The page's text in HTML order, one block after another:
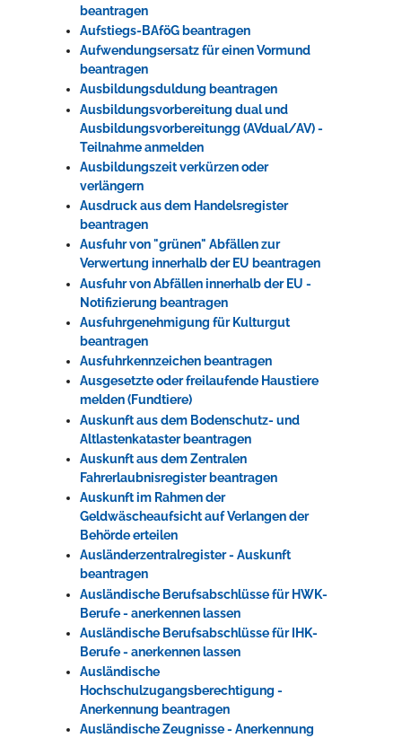
beantragen
Aufstiegs-BAföG beantragen
Aufwendungsersatz für einen Vormund
beantragen
Ausbildungsduldung beantragen
Ausbildungsvorbereitung dual und
Ausbildungsvorbereitungg (AVdual/AV) -
Teilnahme anmelden
Ausbildungszeit verkürzen oder
verlängern
Ausdruck aus dem Handelsregister
beantragen
Ausfuhr von "grünen" Abfällen zur
Verwertung innerhalb der EU beantragen
Ausfuhr von Abfällen innerhalb der EU -
Notifizierung beantragen
Ausfuhrgenehmigung für Kulturgut
beantragen
Ausfuhrkennzeichen beantragen
Ausgesetzte oder freilaufende Haustiere
melden (Fundtiere)
Auskunft aus dem Bodenschutz- und
Altlastenkataster beantragen
Auskunft aus dem Zentralen
Fahrerlaubnisregister beantragen
Auskunft im Rahmen der
Geldwäscheaufsicht auf Verlangen der
Behörde erteilen
Ausländerzentralregister - Auskunft
beantragen
Ausländische Berufsabschlüsse für HWK-
Berufe - anerkennen lassen
Ausländische Berufsabschlüsse für IHK-
Berufe - anerkennen lassen
Ausländische
Hochschulzugangsberechtigung -
Anerkennung beantragen
Ausländische Zeugnisse - Anerkennung